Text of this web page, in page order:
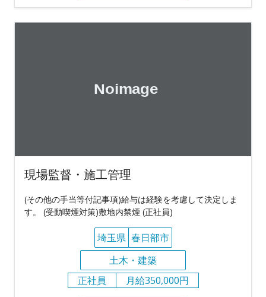
現場監督・施工管理
(その他の手当等付記事項)給与は経験を考慮して決定しま
す。 (受動喫煙対策)敷地内禁煙 (正社員)
埼玉県 春日部市
土木・建築
正社員
月給350,000円